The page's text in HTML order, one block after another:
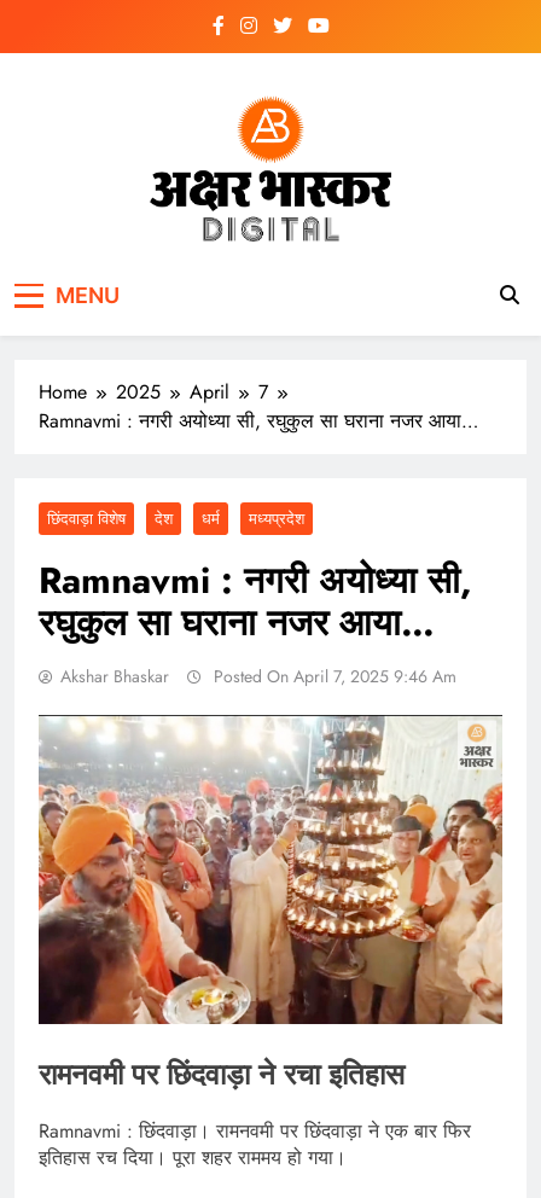
MENU
Home 2025 April
7
Ramnavmi : नगरी अयोध्या सी, रघुकुल सा घराना नजर आया…
छिंदवाड़ा विशेष देश धर्म मध्यप्रदेश
Ramnavmi : नगरी अयोध्या सी,
रघुकुल सा घराना नजर आया…
Akshar Bhaskar Posted On April 7, 2025 9:46 Am
रामनवमी पर छिंदवाड़ा ने रचा इतिहास
Ramnavmi : छिंदवाड़ा। रामनवमी पर छिंदवाड़ा ने एक बार फिर
इतिहास रच दिया। पूरा शहर राममय हो गया।